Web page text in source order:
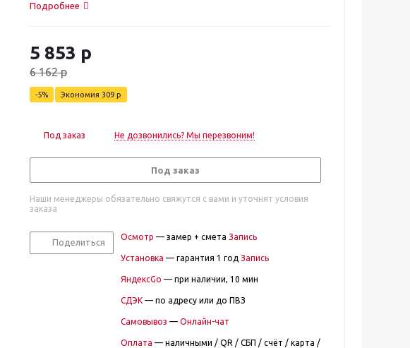
Подробнее
5 853 р
6 162р
-5% Экономия 309 р
Под заказ Не дозвонились? Мы перезвоним!
Под заказ
Наши менеджеры обязательно свяжутся с вами и уточнят условия
заказа
Поделиться
Осмотр — замер + смета Запись
Установка — гарантия 1 год Запись
ЯндексGo — при наличии, 10 мин
СДЭК — по адресу или до ПВЗ
Самовывоз — Онлайн-чат
Оплата — наличными / QR / СБП / счёт / карта /